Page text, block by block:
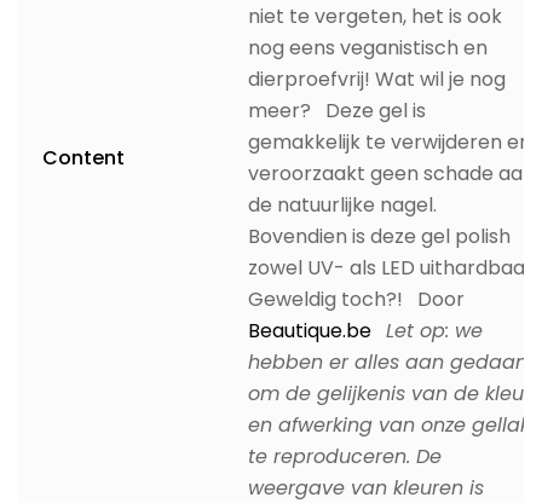
Content
niet te vergeten, het is ook
nog eens veganistisch en
dierproefvrij! Wat wil je nog
meer? Deze gel is
gemakkelijk te verwijderen en
veroorzaakt geen schade aan
de natuurlijke nagel.
Bovendien is deze gel polish
zowel UV- als LED uithardbaar.
Geweldig toch?! Door
Beautique.be Let op: we
hebben er alles aan gedaan
om de gelijkenis van de kleur
en afwerking van onze gellak
te reproduceren. De
weergave van kleuren is